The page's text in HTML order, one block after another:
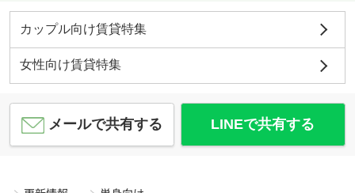
カップル向け賃貸特集
女性向け賃貸特集
メールで共有する LINEで共有する